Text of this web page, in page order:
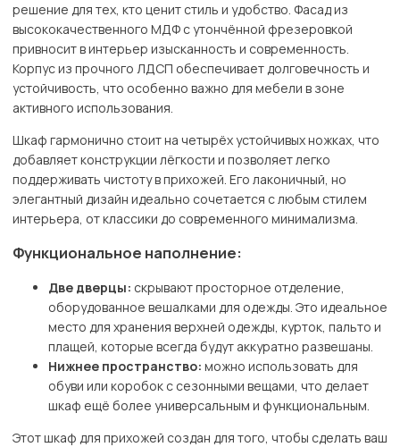
решение для тех, кто ценит стиль и удобство. Фасад из
высококачественного МДФ с утончённой фрезеровкой
привносит в интерьер изысканность и современность.
Корпус из прочного ЛДСП обеспечивает долговечность и
устойчивость, что особенно важно для мебели в зоне
активного использования.
Шкаф гармонично стоит на четырёх устойчивых ножках, что
добавляет конструкции лёгкости и позволяет легко
поддерживать чистоту в прихожей. Его лаконичный, но
элегантный дизайн идеально сочетается с любым стилем
интерьера, от классики до современного минимализма.
Функциональное наполнение:
Две дверцы: скрывают просторное отделение,
оборудованное вешалками для одежды. Это идеальное
место для хранения верхней одежды, курток, пальто и
плащей, которые всегда будут аккуратно развешаны.
Нижнее пространство: можно использовать для
обуви или коробок с сезонными вещами, что делает
шкаф ещё более универсальным и функциональным.
Этот шкаф для прихожей создан для того, чтобы сделать ваш